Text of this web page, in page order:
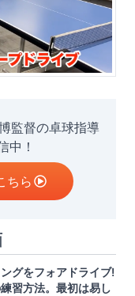
監督の卓球指導
中！
ちら
グをフォアドライブ!
習方法。最初は易し